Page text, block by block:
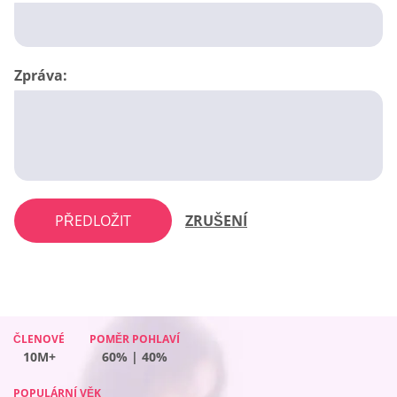
Zpráva:
PŘEDLOŽIT ZRUŠENÍ
ČLENOVÉ POMĚR POHLAVÍ
ČLENOVÉ
10M+
POMĚR POHLAVÍ
60% | 40%
POPULÁRNÍ VĚK
ČLENOVÉ
10M+
POMĚR POHLAVÍ
44% | 56%
ČLENOVÉ
10M+
POMĚR POHLAVÍ
54% | 46%
POPULÁRNÍ VĚK